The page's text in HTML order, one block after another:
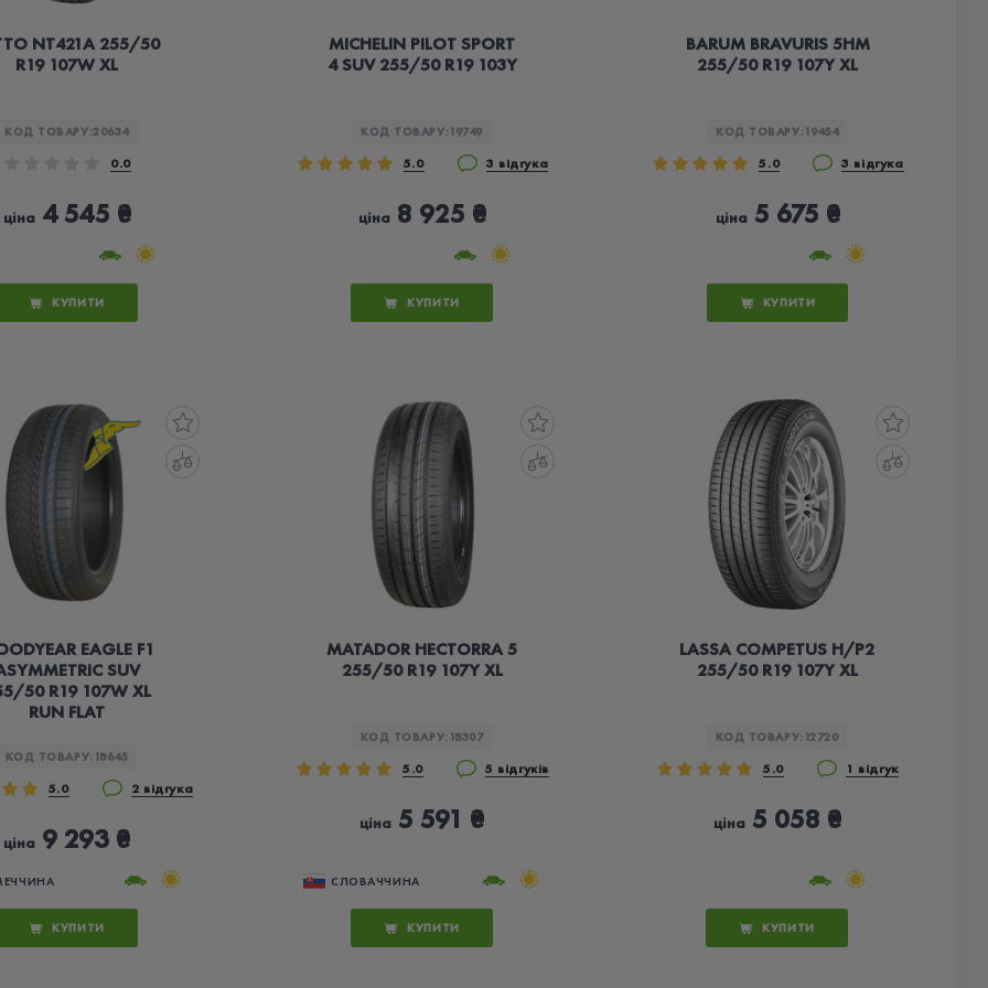
NT421А 255/50
R19 107W XL
КОД ТОВАРУ:20634
0.0
ціна4 545 ₴
КУПИТИ
MICHELIN PILOT SPORT
4 SUV 255/50 R19 103Y
КОД ТОВАРУ: 19749
5.0 3 відгука
ціна8 925 ₴
КУПИТИ
BARUM BRAVURIS 5HM
255/50 R19 107Y XL
КОД ТОВАРУ: 19454
5.0 3 відгука
ціна5 675 ₴
КУПИТИ
EAGLE F1
SUV
50 R19 107W XL
RUN FLAT
КОД ТОВАРУ: 18645
5.0 2 відгука
ціна 9 293 ₴
КУПИТИ
MATADOR HECTORRA 5
255/50 R19 107Y XL
КОД ТОВАРУ: 18307
5.0 5 відгуків
ціна 5 591 ₴
СЛОВАЧЧИНА
КУПИТИ
LASSA COMPETUS H/P2
255/50 R19 107Y XL
КОД ТОВАРУ: 12720
5.0 1 відгук
ціна5 058 ₴
КУПИТИ